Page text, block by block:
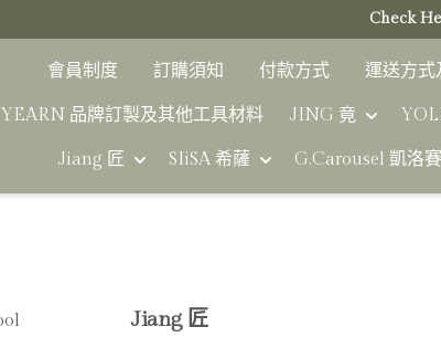
Check
會員制度 訂購須知 付款方式 運送方式
YEARN 品牌訂製及其他工具材料 JING 竟
Jiang 匠 SIiSA 希薩 G.Carousel 凱洛
Jiang 匠